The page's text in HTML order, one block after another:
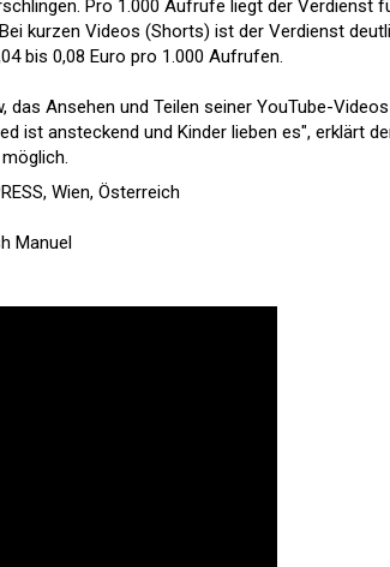
Pro 1.000 Aufrufe liegt der Verdienst
kurzen Videos (Shorts) ist der Verdienst
bis 0,08 Euro pro 1.000 Aufrufen.
Ansehen und Teilen seiner YouTube-Videos
ist ansteckend und Kinder lieben es", erklärt
Wien, Österreich
Manuel